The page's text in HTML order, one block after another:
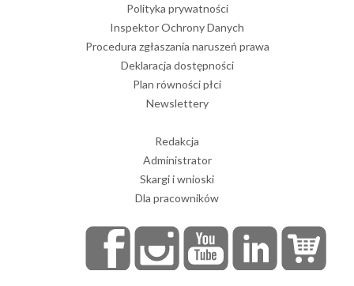
Polityka prywatności
Inspektor Ochrony Danych
Procedura zgłaszania naruszeń prawa
Deklaracja dostępności
Plan równości płci
Newslettery
Redakcja
Administrator
Skargi i wnioski
Dla pracowników